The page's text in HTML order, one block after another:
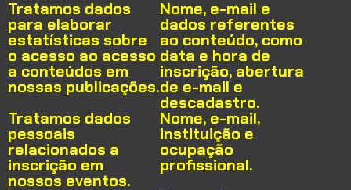
Tratamos dados
para elaborar
estatísticas sobre
o acesso ao acesso
a conteúdos em
nossas publicações.
Nome, e-mail e
dados referentes
ao conteúdo, como
data e hora de
inscrição, abertura
de e-mail e
descadastro.
Tratamos dados
pessoais
relacionados a
inscrição em
nossos eventos.
Nome, e-mail,
instituição e
ocupação
profissional.